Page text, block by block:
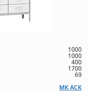
1000
1000
400
1700
69
МК АСК